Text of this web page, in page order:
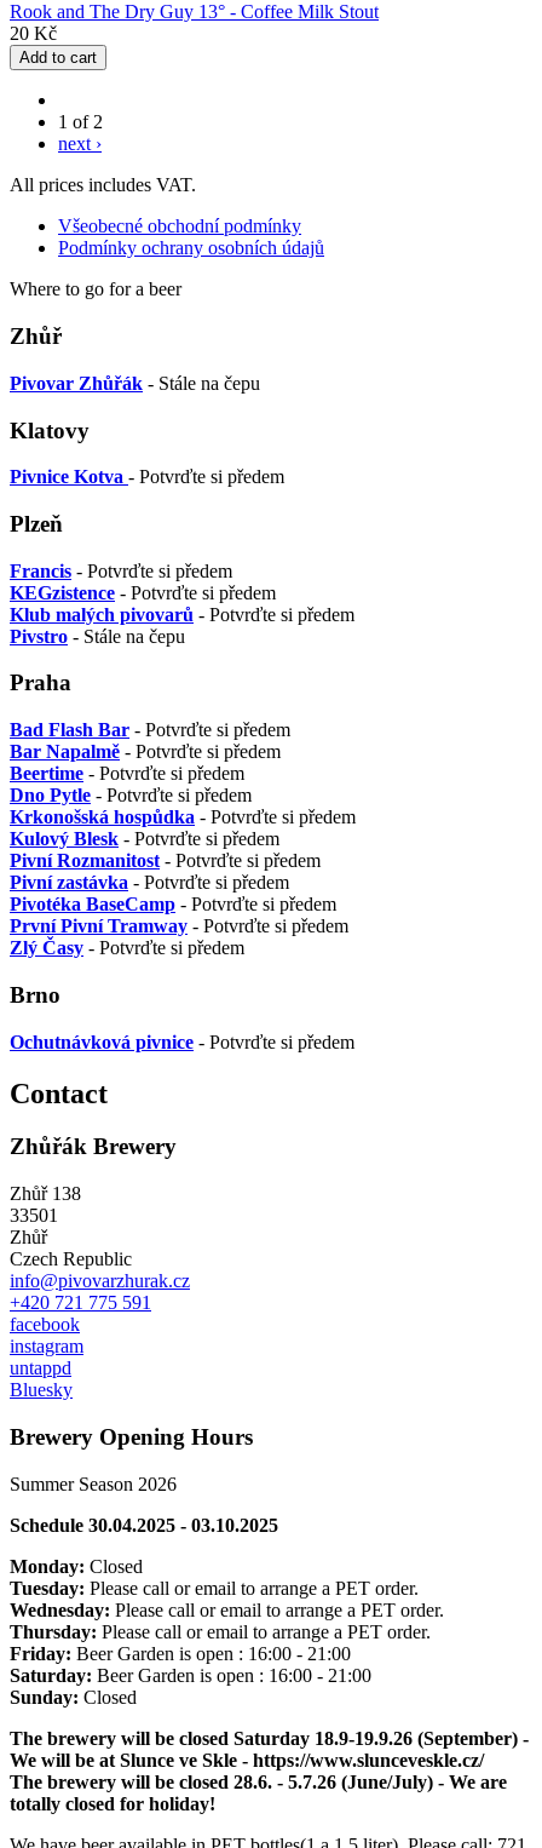
Rook and The Dry Guy 13° - Coffee Milk Stout
20 Kč
1 of 2
next ›
All prices includes VAT.
Všeobecné obchodní podmínky
Podmínky ochrany osobních údajů
Where to go for a beer
Zhůř
Pivovar Zhůřák - Stále na čepu
Klatovy
Pivnice Kotva - Potvrďte si předem
Plzeň
Francis - Potvrďte si předem
KEGzistence - Potvrďte si předem
Klub malých pivovarů - Potvrďte si předem
Pivstro - Stále na čepu
Praha
Bad Flash Bar - Potvrďte si předem
Bar Napalmě - Potvrďte si předem
Beertime - Potvrďte si předem
Dno Pytle - Potvrďte si předem
Krkonošská hospůdka - Potvrďte si předem
Kulový Blesk - Potvrďte si předem
Pivní Rozmanitost - Potvrďte si předem
Pivní zastávka - Potvrďte si předem
Pivotéka BaseCamp - Potvrďte si předem
První Pivní Tramway - Potvrďte si předem
Zlý Časy - Potvrďte si předem
Brno
Ochutnávková pivnice - Potvrďte si předem
Contact
Zhůřák Brewery
Zhůř 138
33501
Zhůř
Czech Republic
info@pivovarzhurak.cz
+420 721 775 591
facebook
instagram
untappd
Bluesky
Brewery Opening Hours
Summer Season 2026
Schedule 30.04.2025 - 03.10.2025
Monday: Closed
Tuesday: Please call or email to arrange a PET order.
Wednesday: Please call or email to arrange a PET order.
Thursday: Please call or email to arrange a PET order.
Friday: Beer Garden is open : 16:00 - 21:00
Saturday: Beer Garden is open : 16:00 - 21:00
Sunday: Closed
The brewery will be closed Saturday 18.9-19.9.26 (September) -
We will be at Slunce ve Skle - https://www.slunceveskle.cz/
The brewery will be closed 28.6. - 5.7.26 (June/July) - We are
totally closed for holiday!